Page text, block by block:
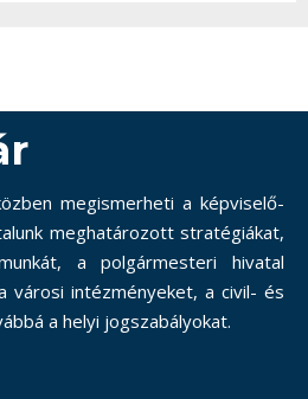
megismerheti a képviselő-
meghatározott stratégiákat,
a polgármesteri hivatal
városi intézményeket, a civil- és
a helyi jogszabályokat.